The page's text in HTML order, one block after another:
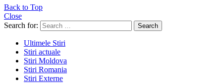
Back to Top
Close
Search for:
Search
Ultimele Stiri
Stiri actuale
Stiri Moldova
Stiri Romania
Stiri Externe